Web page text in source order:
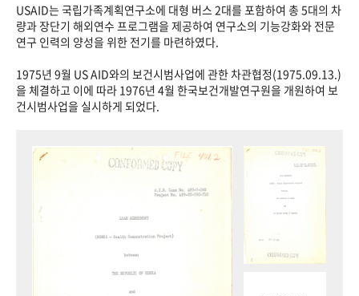
USAID는 국립가족계획연구소에 대형 버스 2대를 포함하여 총 5대의 차
량과 장단기 해외연수 프로그램을 제공하여 연구소의 기능강화와 전문
연구 인력의 양성을 위한 전기를 마련하였다.
1975년 9월 US AID와의 보건시범사업에 관한 차관협정(1975.09.13.)
을 체결하고 이에 따라 1976년 4월 한국보건개발연구원을 개원하여 보
건시범사업을 실시하게 되었다.